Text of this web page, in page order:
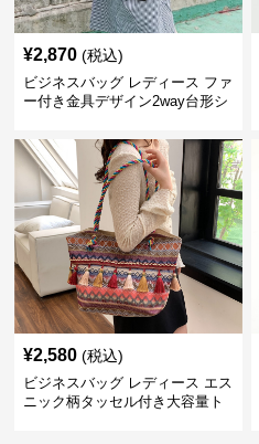
¥2,870 (税込)
ビジネスバッグ レディース ファ
ー付き金具デザイン2way台形シ
¥2,580 (税込)
ビジネスバッグ レディース エス
ニック柄タッセル付き大容量ト